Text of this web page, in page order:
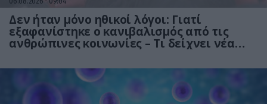
Δεν ήταν μόνο ηθικοί λόγοι: Γιατί
εξαφανίστηκε ο κανιβαλισμός από τις
ανθρώπινες κοινωνίες – Τι δείχνει νέα